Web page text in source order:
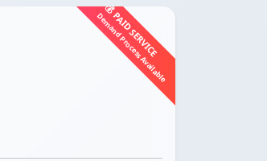
💰 PAID SERVICE
Demand Process Available